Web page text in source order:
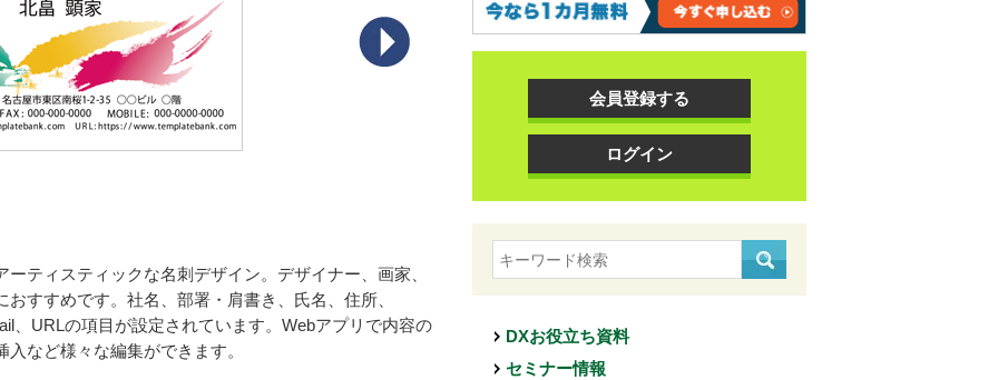
ティスティックな名刺デザイン。デザイナー、画家、
すすめです。社名、部署・肩書き、氏名、住所、
、URLの項目が設定されています。Webアプリで内容の
など様々な編集ができます。
会員登録する
ログイン
DXお役立ち資料
セミナー情報